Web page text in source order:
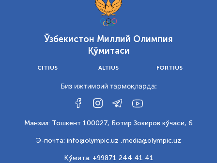
Ўзбекистон Миллий Олимпия
Қўмитаси
CITIUS ALTIUS FORTIUS
Биз ижтимоий тармоқларда:
Манзил: Тошкент 100027, Ботир Зокиров кўчаси, 6
Э-почта: info@olympic.uz ,media@olympic.uz
Қўмита: +99871 244 41 41